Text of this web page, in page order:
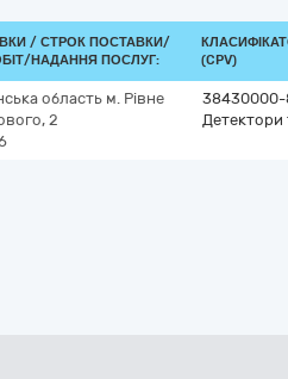
/ СТРОК ПОСТАВКИ/
НАДАННЯ ПОСЛУГ:
(CPV)
область м. Рівне
2
Детектори